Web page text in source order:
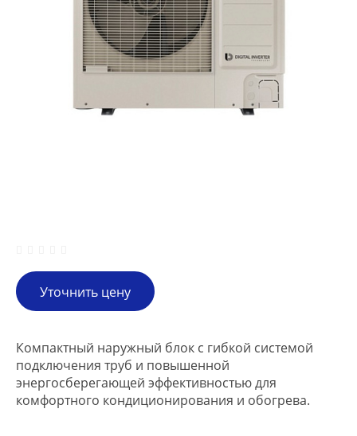
Уточнить цену
Компактный наружный блок с гибкой системой
подключения труб и повышенной
энергосберегающей эффективностью для
комфортного кондиционирования и обогрева.